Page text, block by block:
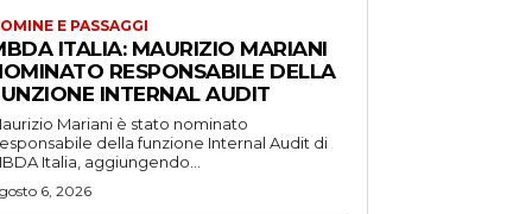
E PASSAGGI
ITALIA: MAURIZIO MARIANI
RESPONSABILE DELLA
INTERNAL AUDIT
Mariani è stato nominato
della funzione Internal Audit di
Italia, aggiungendo...
6, 2026